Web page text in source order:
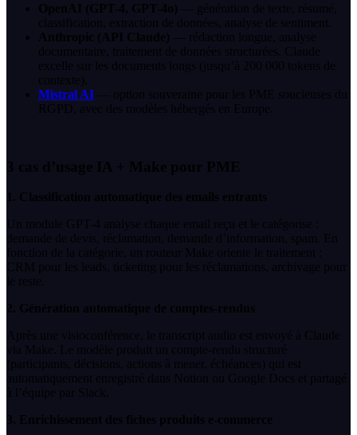
OpenAI (GPT-4, GPT-4o) — génération de texte, résumé,
classification, extraction de données, analyse de sentiment.
Anthropic (API Claude) — rédaction longue, analyse
documentaire, traitement de données structurées. Claude
excelle sur les documents longs (jusqu’à 200 000 tokens de
contexte).
Mistral AI — option souveraine pour les PME soucieuses du
RGPD, avec des modèles hébergés en Europe.
3 cas d’usage IA + Make pour PME
1. Classification automatique des emails entrants
Un module GPT-4 analyse chaque email reçu et le catégorise :
demande de devis, réclamation, demande d’information, spam. En
fonction de la catégorie, un routeur Make oriente le traitement :
CRM pour les leads, ticketing pour les réclamations, archivage pour
le reste.
2. Génération automatique de comptes-rendus
Après une visioconférence, le transcript audio est envoyé à Claude
via Make. Le modèle produit un compte-rendu structuré
(participants, décisions, actions à mener, échéances) qui est
automatiquement enregistré dans Notion ou Google Docs et partagé
à l’équipe par Slack.
3. Enrichissement des fiches produits e-commerce